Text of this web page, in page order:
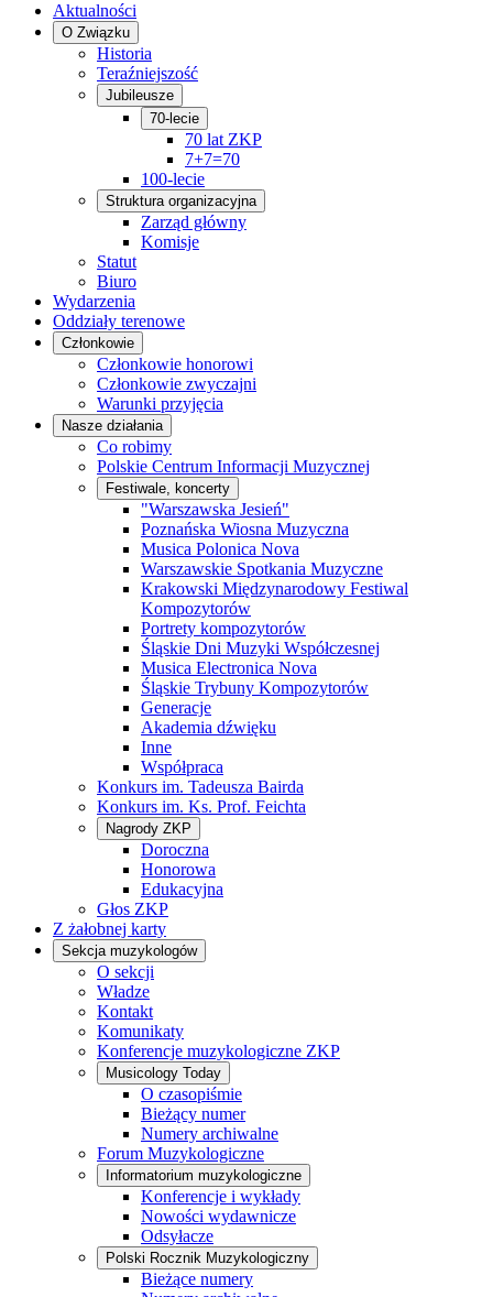
Aktualności
O Związku
Historia
Teraźniejszość
Jubileusze
70-lecie
70 lat ZKP
7+7=70
100-lecie
Struktura organizacyjna
Zarząd główny
Komisje
Statut
Biuro
Wydarzenia
Oddziały terenowe
Członkowie
Członkowie honorowi
Członkowie zwyczajni
Warunki przyjęcia
Nasze działania
Co robimy
Polskie Centrum Informacji Muzycznej
Festiwale, koncerty
"Warszawska Jesień"
Poznańska Wiosna Muzyczna
Musica Polonica Nova
Warszawskie Spotkania Muzyczne
Krakowski Międzynarodowy Festiwal
Kompozytorów
Portrety kompozytorów
Śląskie Dni Muzyki Współczesnej
Musica Electronica Nova
Śląskie Trybuny Kompozytorów
Generacje
Akademia dźwięku
Inne
Współpraca
Konkurs im. Tadeusza Bairda
Konkurs im. Ks. Prof. Feichta
Nagrody ZKP
Doroczna
Honorowa
Edukacyjna
Głos ZKP
Z żałobnej karty
Sekcja muzykologów
O sekcji
Władze
Kontakt
Komunikaty
Konferencje muzykologiczne ZKP
Musicology Today
O czasopiśmie
Bieżący numer
Numery archiwalne
Forum Muzykologiczne
Informatorium muzykologiczne
Konferencje i wykłady
Nowości wydawnicze
Odsyłacze
Polski Rocznik Muzykologiczny
Bieżące numery